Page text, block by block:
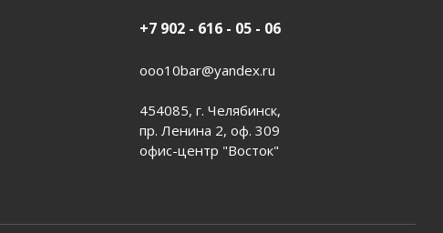
+7 902 - 616 - 05 - 06
ooo10bar@yandex.ru
454085, г. Челябинск,
пр. Ленина 2, оф. 309
офис-центр "Восток"